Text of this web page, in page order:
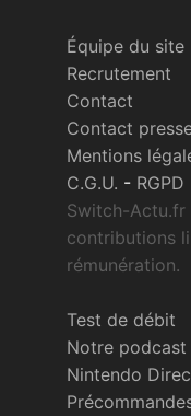
Équipe du site
Recrutement
Contact
Contact
Mentions
C.G.U. - RGPD
Switch-Actu.fr
contributions
rémunération.
Test de débit
Notre podcast
Nintendo